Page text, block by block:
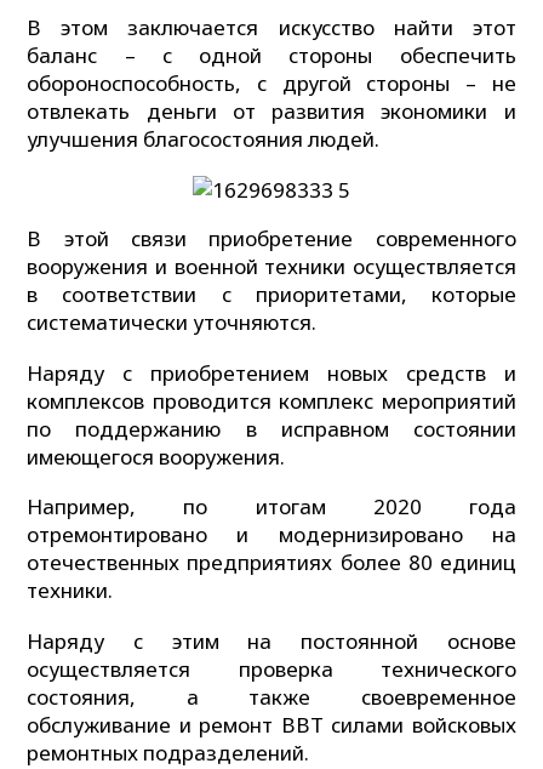
В этом заключается искусство найти этот
баланс – с одной стороны обеспечить
обороноспособность, с другой стороны – не
отвлекать деньги от развития экономики и
улучшения благосостояния людей.
В этой связи приобретение современного
вооружения и военной техники осуществляется
в соответствии с приоритетами, которые
систематически уточняются.
Наряду с приобретением новых средств и
комплексов проводится комплекс мероприятий
по поддержанию в исправном состоянии
имеющегося вооружения.
Например, по итогам 2020 года
отремонтировано и модернизировано на
отечественных предприятиях более 80 единиц
техники.
Наряду с этим на постоянной основе
осуществляется проверка технического
состояния, а также своевременное
обслуживание и ремонт ВВТ силами войсковых
ремонтных подразделений.